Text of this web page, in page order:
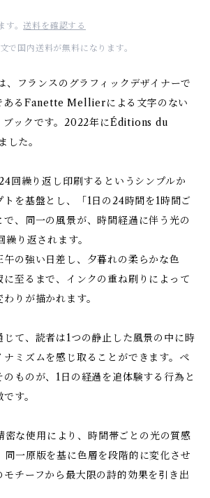
す。送料を確認する
で国内送料が無料になります。
、フランスのグラフィックデザイナーで
あるFanette Mellierによる文字のない
ブックです。2022年にÉditions du
た。
回繰り返し印刷するというシンプルか
を基盤とし、「1日の24時間を1時間ご
で、同一の風景が、時間経過に伴う光の
り返されます。
の強い日差し、夕暮れの柔らかな色
至るまで、インクの重ね刷りによって
りが描かれます。
じて、読者は1つの静止した風景の中に時
ナミズムを感じ取ることができます。ペ
ものが、1日の経過を追体験する行為と
す。
な使用により、時間帯ごとの光の質感
同一原版を基に色層を段階的に変化させ
モチーフから最大限の詩的効果を引き出